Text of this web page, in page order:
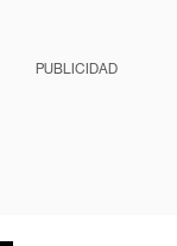
PUBLICIDAD